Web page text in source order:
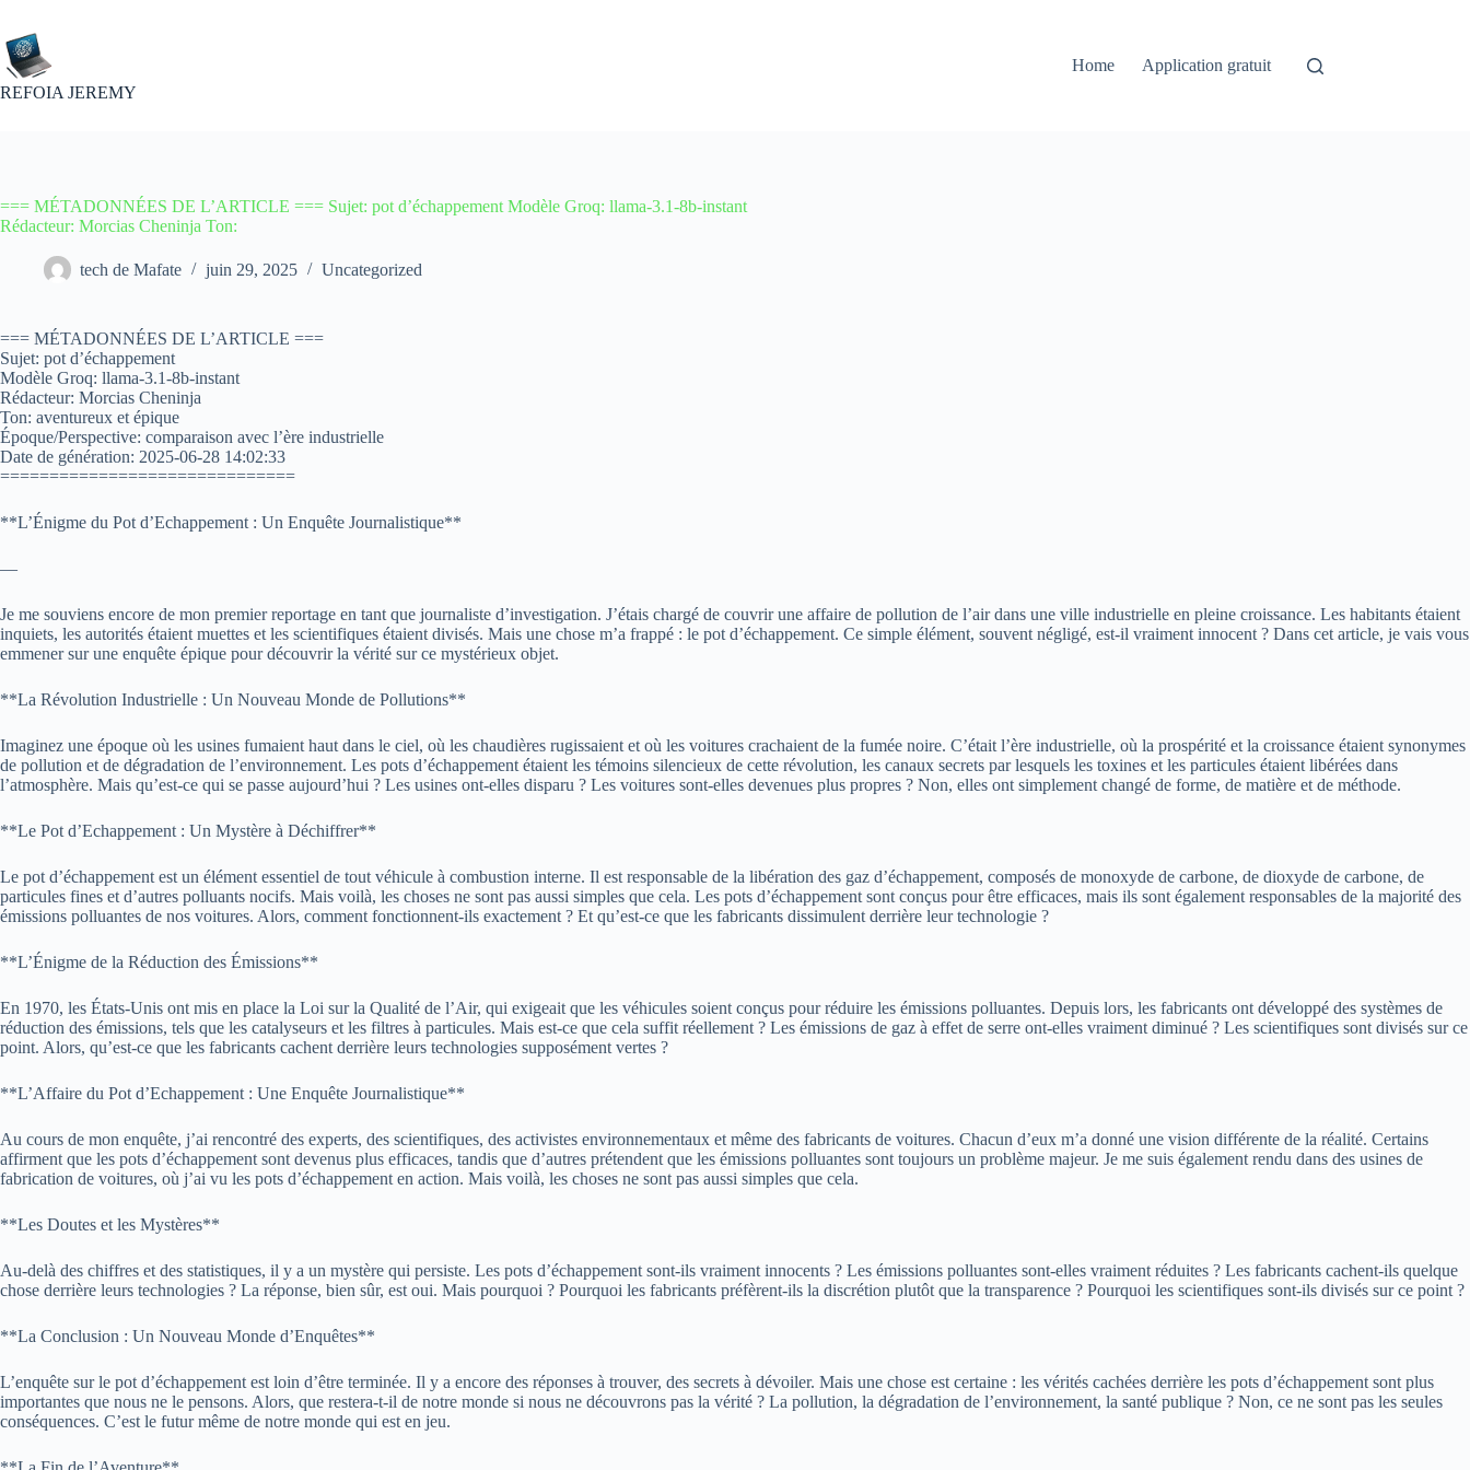
contenu
REFOIA JEREMY
Home Application gratuit
=== MÉTADONNÉES DE L’ARTICLE === Sujet: pot d’échappement Modèle Groq: llama-3.1-8b-instant
Rédacteur: Morcias Cheninja Ton:
tech de Mafate juin 29, 2025 Uncategorized
=== MÉTADONNÉES DE L’ARTICLE ===
Sujet: pot d’échappement
Modèle Groq: llama-3.1-8b-instant
Rédacteur: Morcias Cheninja
Ton: aventureux et épique
Époque/Perspective: comparaison avec l’ère industrielle
Date de génération: 2025-06-28 14:02:33
==============================
**L’Énigme du Pot d’Echappement : Un Enquête Journalistique**
—
Je me souviens encore de mon premier reportage en tant que journaliste d’investigation. J’étais chargé de couvrir une affaire de pollution de l’air dans une ville industrielle en pleine croissance. Les habitants étaient
inquiets, les autorités étaient muettes et les scientifiques étaient divisés. Mais une chose m’a frappé : le pot d’échappement. Ce simple élément, souvent négligé, est-il vraiment innocent ? Dans cet article, je vais vous
emmener sur une enquête épique pour découvrir la vérité sur ce mystérieux objet.
**La Révolution Industrielle : Un Nouveau Monde de Pollutions**
Imaginez une époque où les usines fumaient haut dans le ciel, où les chaudières rugissaient et où les voitures crachaient de la fumée noire. C’était l’ère industrielle, où la prospérité et la croissance étaient synonymes
de pollution et de dégradation de l’environnement. Les pots d’échappement étaient les témoins silencieux de cette révolution, les canaux secrets par lesquels les toxines et les particules étaient libérées dans
l’atmosphère. Mais qu’est-ce qui se passe aujourd’hui ? Les usines ont-elles disparu ? Les voitures sont-elles devenues plus propres ? Non, elles ont simplement changé de forme, de matière et de méthode.
**Le Pot d’Echappement : Un Mystère à Déchiffrer**
Le pot d’échappement est un élément essentiel de tout véhicule à combustion interne. Il est responsable de la libération des gaz d’échappement, composés de monoxyde de carbone, de dioxyde de carbone, de
particules fines et d’autres polluants nocifs. Mais voilà, les choses ne sont pas aussi simples que cela. Les pots d’échappement sont conçus pour être efficaces, mais ils sont également responsables de la majorité des
émissions polluantes de nos voitures. Alors, comment fonctionnent-ils exactement ? Et qu’est-ce que les fabricants dissimulent derrière leur technologie ?
**L’Énigme de la Réduction des Émissions**
En 1970, les États-Unis ont mis en place la Loi sur la Qualité de l’Air, qui exigeait que les véhicules soient conçus pour réduire les émissions polluantes. Depuis lors, les fabricants ont développé des systèmes de
réduction des émissions, tels que les catalyseurs et les filtres à particules. Mais est-ce que cela suffit réellement ? Les émissions de gaz à effet de serre ont-elles vraiment diminué ? Les scientifiques sont divisés sur ce
point. Alors, qu’est-ce que les fabricants cachent derrière leurs technologies supposément vertes ?
**L’Affaire du Pot d’Echappement : Une Enquête Journalistique**
Au cours de mon enquête, j’ai rencontré des experts, des scientifiques, des activistes environnementaux et même des fabricants de voitures. Chacun d’eux m’a donné une vision différente de la réalité. Certains
affirment que les pots d’échappement sont devenus plus efficaces, tandis que d’autres prétendent que les émissions polluantes sont toujours un problème majeur. Je me suis également rendu dans des usines de
fabrication de voitures, où j’ai vu les pots d’échappement en action. Mais voilà, les choses ne sont pas aussi simples que cela.
**Les Doutes et les Mystères**
Au-delà des chiffres et des statistiques, il y a un mystère qui persiste. Les pots d’échappement sont-ils vraiment innocents ? Les émissions polluantes sont-elles vraiment réduites ? Les fabricants cachent-ils quelque
chose derrière leurs technologies ? La réponse, bien sûr, est oui. Mais pourquoi ? Pourquoi les fabricants préfèrent-ils la discrétion plutôt que la transparence ? Pourquoi les scientifiques sont-ils divisés sur ce point ?
**La Conclusion : Un Nouveau Monde d’Enquêtes**
L’enquête sur le pot d’échappement est loin d’être terminée. Il y a encore des réponses à trouver, des secrets à dévoiler. Mais une chose est certaine : les vérités cachées derrière les pots d’échappement sont plus
importantes que nous ne le pensons. Alors, que restera-t-il de notre monde si nous ne découvrons pas la vérité ? La pollution, la dégradation de l’environnement, la santé publique ? Non, ce ne sont pas les seules
conséquences. C’est le futur même de notre monde qui est en jeu.